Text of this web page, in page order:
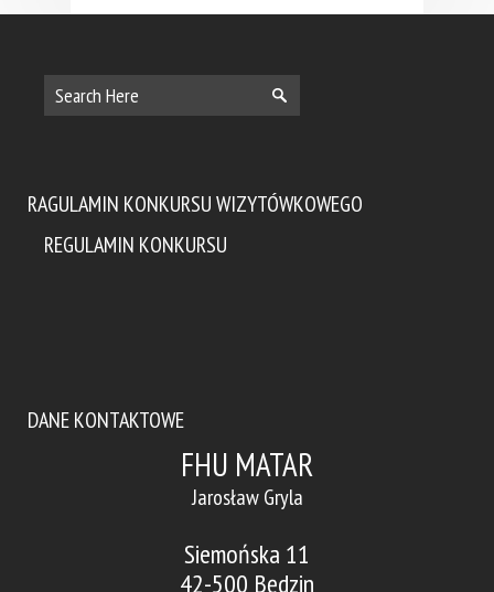
RAGULAMIN KONKURSU WIZYTÓWKOWEGO
REGULAMIN KONKURSU
DANE KONTAKTOWE
FHU MATAR
Jarosław Gryla
Siemońska 11
42-500 Będzin